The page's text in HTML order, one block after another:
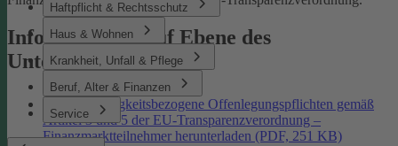
Haftpflicht & Rechtsschutz
Haus & Wohnen
Krankheit, Unfall & Pflege
Beruf, Alter & Finanzen
Service
Informationen auf Ebene des
Unternehmens
Nachhaltigkeitsbezogene Offenlegungspflichten gemäß
Artikel 3 und 5 der EU-Transparenzverordnung –
Finanzmarktteilnehmer herunterladen (PDF, 251 KB)